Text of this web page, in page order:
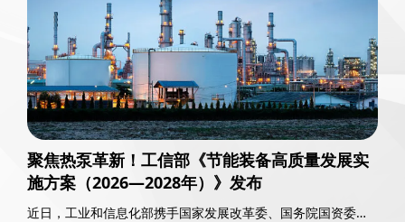
聚焦热泵革新！工信部《节能装备高质量发展实
施方案（2026—2028年）》发布
近日，工业和信息化部携手国家发展改革委、国务院国资委以